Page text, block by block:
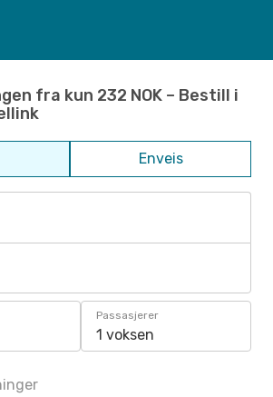
fra kun 232 NOK – Bestill i
Enveis
Passasjerer
1 voksen